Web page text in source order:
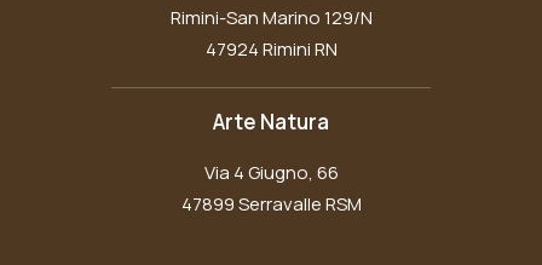
Rimini-San Marino 129/N
47924 Rimini RN
Arte Natura
Via 4 Giugno, 66
47899 Serravalle RSM